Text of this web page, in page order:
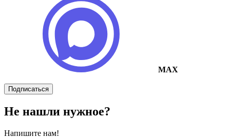
MAX
Подписаться
Не нашли нужное?
Напишите нам!